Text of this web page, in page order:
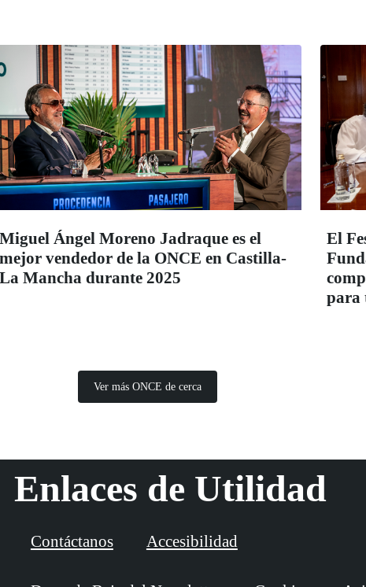
Miguel Ángel Moreno Jadraque es el
mejor vendedor de la ONCE en Castilla-
La Mancha durante 2025
El
para
Ver más ONCE de cerca
Enlaces de Utilidad
Contáctanos Accesibilidad